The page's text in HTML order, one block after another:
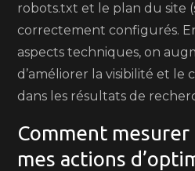
robots.txt et le plan du site
correctement configurés.
aspects techniques, on
d’améliorer la visibilité et le
dans les résultats de
Comment
mes actions